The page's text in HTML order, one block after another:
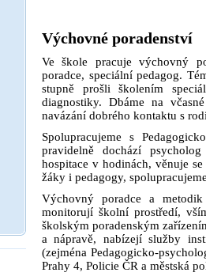
Výchovné poradenství
Ve škole pracuje výchovný
poradce, speciální pedagog.
stupně prošli školením
diagnostiky. Dbáme na
navázání dobrého kontaktu s
Spolupracujeme s
pravidelně dochází
hospitace v hodinách, věnuje
žáky i pedagogy,
Výchovný poradce a
monitorují školníprostředí,
školským poradenským
a nápravě, nabízejí služby
(zejména Pedagogicko-
Prahy 4, Policie ČR a městská